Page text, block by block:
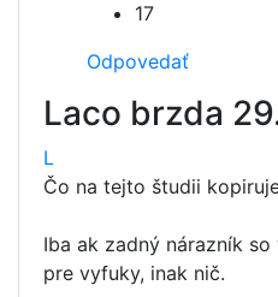
17
Odpovedať
Laco brzda
L
Čo na tejto študii
Iba ak zadný nárazník
pre vyfuky, inak nič.